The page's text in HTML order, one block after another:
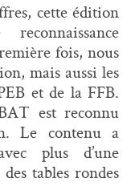
cette édition
fois, nous
mais aussi les
et de la FFB.
est reconnu
Le contenu a
plus d’une
tables rondes